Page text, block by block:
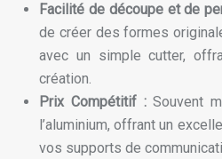
Facilité de découpe et de
de créer des formes
avec un simple cutter,
création.
Prix Compétitif :Souvent
l’aluminium, offrant un
vos supports de